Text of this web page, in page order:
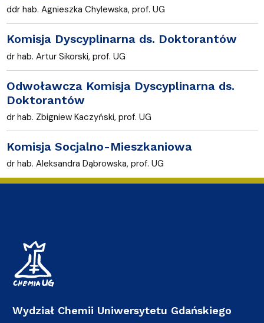
ddr hab. Agnieszka Chylewska, prof. UG
Komisja Dyscyplinarna ds. Doktorantów
dr hab. Artur Sikorski, prof. UG
Odwoławcza Komisja Dyscyplinarna ds.
Doktorantów
dr hab. Zbigniew Kaczyński, prof. UG
Komisja Socjalno-Mieszkaniowa
dr hab. Aleksandra Dąbrowska, prof. UG
Wydział Chemii Uniwersytetu Gdańskiego